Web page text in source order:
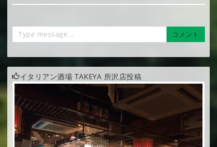
コメント
イタリアン酒場 TAKEYA 所沢店投稿